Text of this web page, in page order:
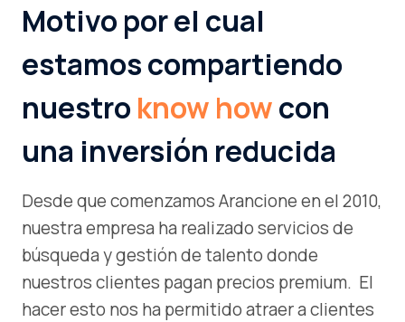
Motivo por el cual
estamos compartiendo
nuestro know howcon
una inversión reducida
Desde que comenzamos Arancione en el 2010,
nuestra empresa ha realizado servicios de
búsqueda y gestión de talento donde
nuestros clientes pagan precios premium. El
hacer esto nos ha permitido atraer a clientes